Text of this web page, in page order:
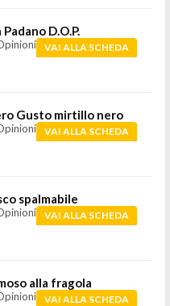
D.O.P.
VAI ALLA SCHEDA
Gusto mirtillo nero
VAI ALLA SCHEDA
spalmabile
VAI ALLA SCHEDA
alla fragola
VAI ALLA SCHEDA